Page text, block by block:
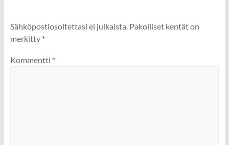
Sähköpostiosoitettasi ei julkaista. Pakolliset kentät on
merkitty *
Kommentti *